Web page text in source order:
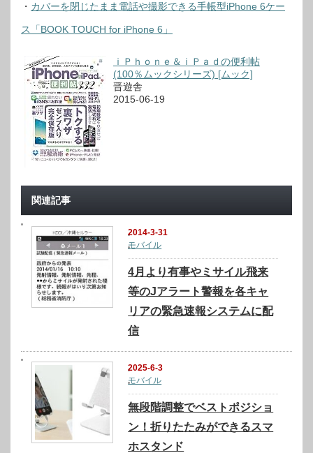
・ カバーを閉じたまま電話や撮影できる手帳型iPhone 6ケー
ス「BOOK TOUCH for iPhone 6」
ｉＰｈｏｎｅ＆ｉＰａｄの便利帖
(100％ムックシリーズ) [ムック]
晋遊舎
2015-06-19
関連記事
2014-3-31
モバイル
4月より有事やミサイル飛来
等のJアラート警報を各キャ
リアの緊急速報システムに配
信
2025-6-3
モバイル
無段階調整でベストポジショ
ン！折りたたみができるスマ
ホスタンド